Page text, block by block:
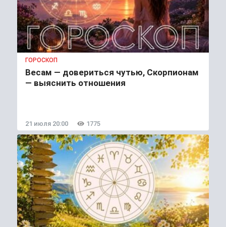
ГОРОСКОП
Весам — довериться чутью, Скорпионам
— выяснить отношения
21 июля 20:00 1775